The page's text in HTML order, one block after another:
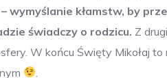
wymyślanie kłamstw, by
świadczy o rodzicu. Z
W końcu Święty Mikołaj